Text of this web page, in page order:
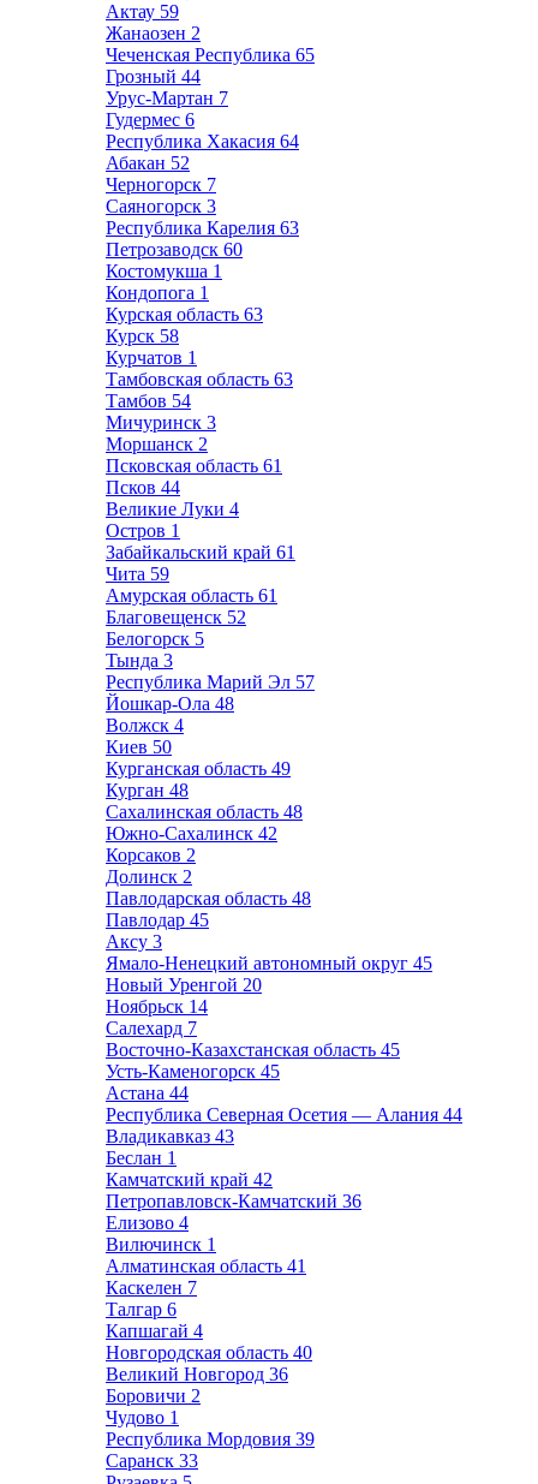
Актау 59
Жанаозен 2
Чеченская Республика 65
Грозный 44
Урус-Мартан 7
Гудермес 6
Республика Хакасия 64
Абакан 52
Черногорск 7
Саяногорск 3
Республика Карелия 63
Петрозаводск 60
Костомукша 1
Кондопога 1
Курская область 63
Курск 58
Курчатов 1
Тамбовская область 63
Тамбов 54
Мичуринск 3
Моршанск 2
Псковская область 61
Псков 44
Великие Луки 4
Остров 1
Забайкальский край 61
Чита 59
Амурская область 61
Благовещенск 52
Белогорск 5
Тында 3
Республика Марий Эл 57
Йошкар-Ола 48
Волжск 4
Киев 50
Курганская область 49
Курган 48
Сахалинская область 48
Южно-Сахалинск 42
Корсаков 2
Долинск 2
Павлодарская область 48
Павлодар 45
Аксу 3
Ямало-Ненецкий автономный округ 45
Новый Уренгой 20
Ноябрьск 14
Салехард 7
Восточно-Казахстанская область 45
Усть-Каменогорск 45
Астана 44
Республика Северная Осетия — Алания 44
Владикавказ 43
Беслан 1
Камчатский край 42
Петропавловск-Камчатский 36
Елизово 4
Вилючинск 1
Алматинская область 41
Каскелен 7
Талгар 6
Капшагай 4
Новгородская область 40
Великий Новгород 36
Боровичи 2
Чудово 1
Республика Мордовия 39
Саранск 33